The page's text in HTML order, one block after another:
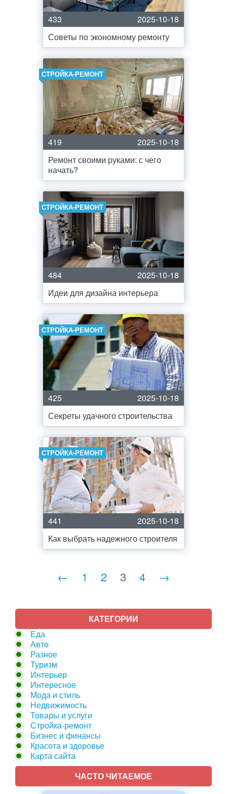
433
2025-10-18
Советы по экономному ремонту
СТРОЙКА-РЕМОНТ
419
2025-10-18
Ремонт своими руками: с чего
начать?
СТРОЙКА-РЕМОНТ
484
2025-10-18
Идеи для дизайна интерьера
СТРОЙКА-РЕМОНТ
425
2025-10-18
Секреты удачного строительства
СТРОЙКА-РЕМОНТ
441
2025-10-18
Как выбрать надежного строителя
← 1 2 3 4 →
КАТЕГОРИИ
Еда
Авто
Разное
Туризм
Интерьер
Интересное
Мода и стиль
Недвижимость
Товары и услуги
Стройка-ремонт
Бизнес и финансы
Красота и здоровье
Карта сайта
ЧАСТО ЧИТАЕМОЕ